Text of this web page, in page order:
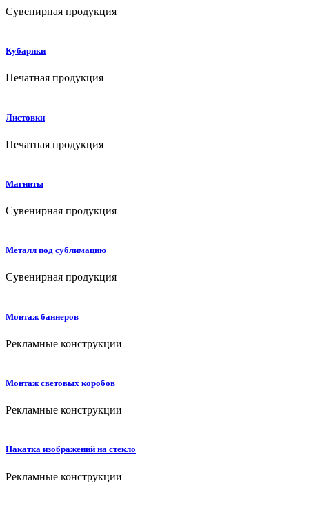
Сувенирная продукция
Кубарики
Печатная продукция
Листовки
Печатная продукция
Магниты
Сувенирная продукция
Металл под сублимацию
Сувенирная продукция
Монтаж баннеров
Рекламные конструкции
Монтаж световых коробов
Рекламные конструкции
Накатка изображений на стекло
Рекламные конструкции